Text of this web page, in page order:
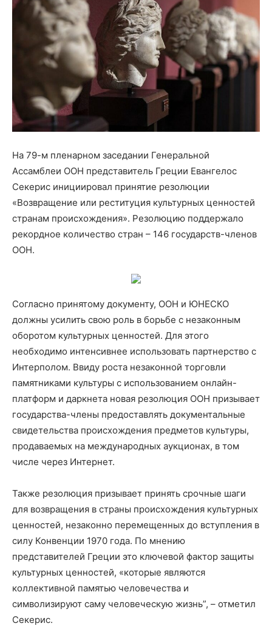
На 79-м пленарном заседании Генеральной
Ассамблеи ООН представитель Греции Евангелос
Секерис инициировал принятие резолюции
«Возвращение или реституция культурных ценностей
странам происхождения». Резолюцию поддержало
рекордное количество стран – 146 государств-членов
ООН.
Согласно принятому документу, ООН и ЮНЕСКО
должны усилить свою роль в борьбе с незаконным
оборотом культурных ценностей. Для этого
необходимо интенсивнее использовать партнерство с
Интерполом. Ввиду роста незаконной торговли
памятниками культуры с использованием онлайн-
платформ и даркнета новая резолюция ООН призывает
государства-члены предоставлять документальные
свидетельства происхождения предметов культуры,
продаваемых на международных аукционах, в том
числе через Интернет.
Также резолюция призывает принять срочные шаги
для возвращения в страны происхождения культурных
ценностей, незаконно перемещенных до вступления в
силу Конвенции 1970 года. По мнению
представителей Греции это ключевой фактор защиты
культурных ценностей, «которые являются
коллективной памятью человечества и
символизируют саму человеческую жизнь”, – отметил
Секерис.